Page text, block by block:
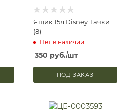
Ящик 15л Disney Тачки
(8)
Нет в наличии
350 руб./шт
ПОД ЗАКАЗ